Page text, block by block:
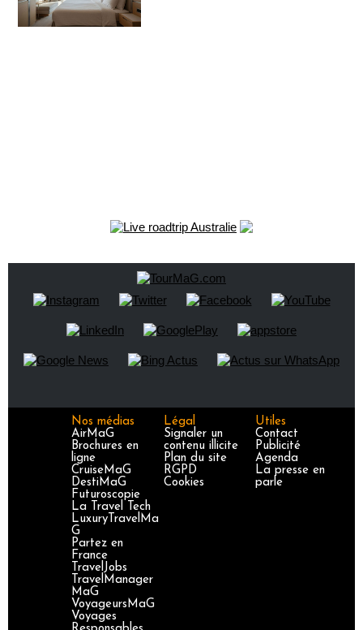
Nos médias
AirMaG
Brochures en
ligne
CruiseMaG
DestiMaG
Futuroscopie
La Travel Tech
LuxuryTravelMa
G
Partez en
France
TravelJobs
TravelManager
MaG
VoyageursMaG
Voyages
Légal
Signaler un
contenu illicite
Plan du site
RGPD
Cookies
Utiles
Contact
Publicité
Agenda
La presse en
parle